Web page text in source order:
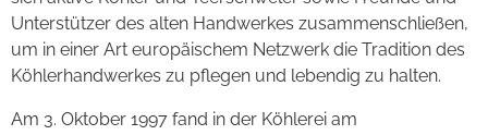
Unterstützer des alten Handwerkes zusammenschließen,
um in einer Art europäischem Netzwerk die Tradition des
Köhlerhandwerkes zu pflegen und lebendig zu halten.
Am 3. Oktober 1997 fand in der Köhlerei am